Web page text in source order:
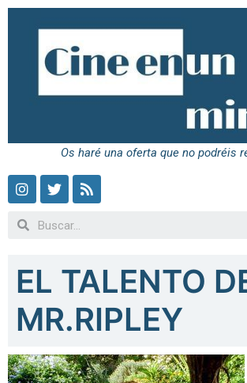
Os haré una oferta que no podréis
EL TALENTO
MR.RIPLEY